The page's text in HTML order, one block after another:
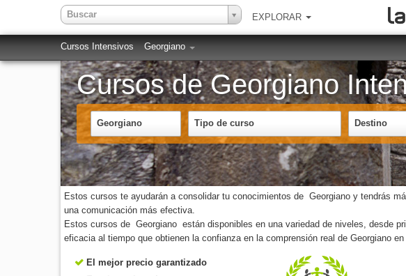
Buscar EXPLORAR
Cursos Intensivos Georgiano
Cursos de Georgiano
Georgiano Tipo de curso Destino
Estos cursos te ayudarán a consolidar tu conocimientos de Georgiano y tendrás
una comunicación más efectiva.
Estos cursos de Georgiano están disponibles en una variedad de niveles, desde
eficacia al tiempo que obtienen la confianza en la comprensión real de Georgiano
El mejor precio garantizado